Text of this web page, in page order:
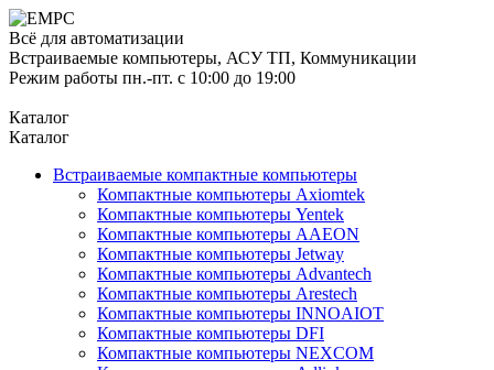
Всё для автоматизации
Встраиваемые компьютеры, АСУ ТП, Коммуникации
Режим работы пн.-пт. с 10:00 до 19:00
Каталог
Каталог
Встраиваемые компактные компьютеры
Компактные компьютеры Axiomtek
Компактные компьютеры Yentek
Компактные компьютеры AAEON
Компактные компьютеры Jetway
Компактные компьютеры Advantech
Компактные компьютеры Arestech
Компактные компьютеры INNOAIOT
Компактные компьютеры DFI
Компактные компьютеры NEXCOM